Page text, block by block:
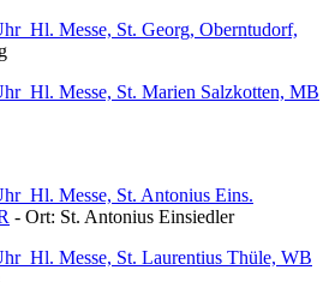
Hl. Messe, St. Georg, Oberntudorf,
Hl. Messe, St. Marien Salzkotten, MB
Hl. Messe, St. Antonius Eins.
- Ort: St. Antonius Einsiedler
Hl. Messe, St. Laurentius Thüle, WB